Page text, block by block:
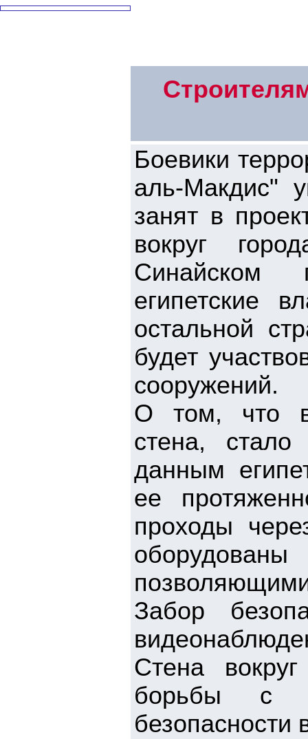
Боевики
аль-Макдис"
занят в
вокруг
Синайском
египетские
остальной
будет
сооружений.
О том, что
стена,
данным
ее
проходы
оборудованы
Забор
Стена
борьбы с
безопасности